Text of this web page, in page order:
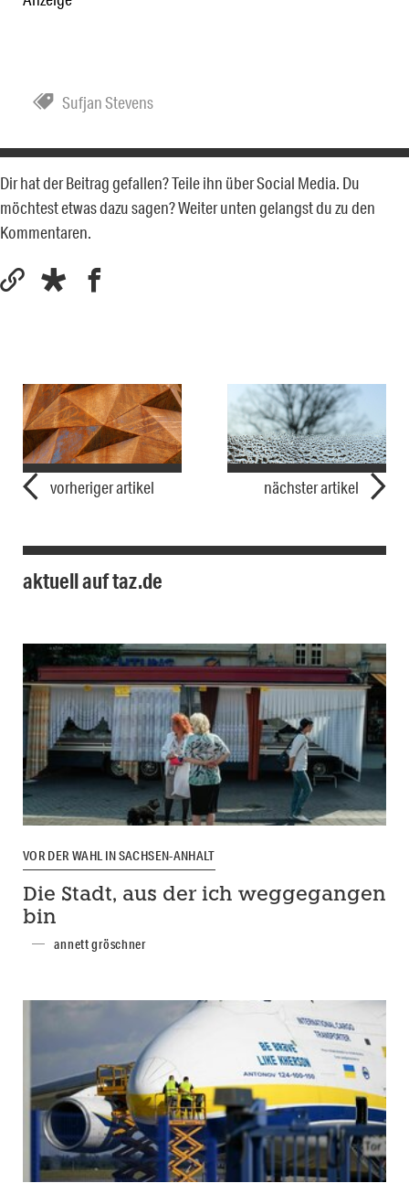
Sufjan Stevens
Dir hat der Beitrag gefallen? Teile ihn über Social Media. Du
möchtest etwas dazu sagen? Weiter unten gelangst du zu den
Kommentaren.
vorheriger artikel nächster artikel
aktuell auf taz.de
VOR DER WAHL IN SACHSEN-ANHALT
Die Stadt, aus der ich weggegangen
bin
annett gröschner